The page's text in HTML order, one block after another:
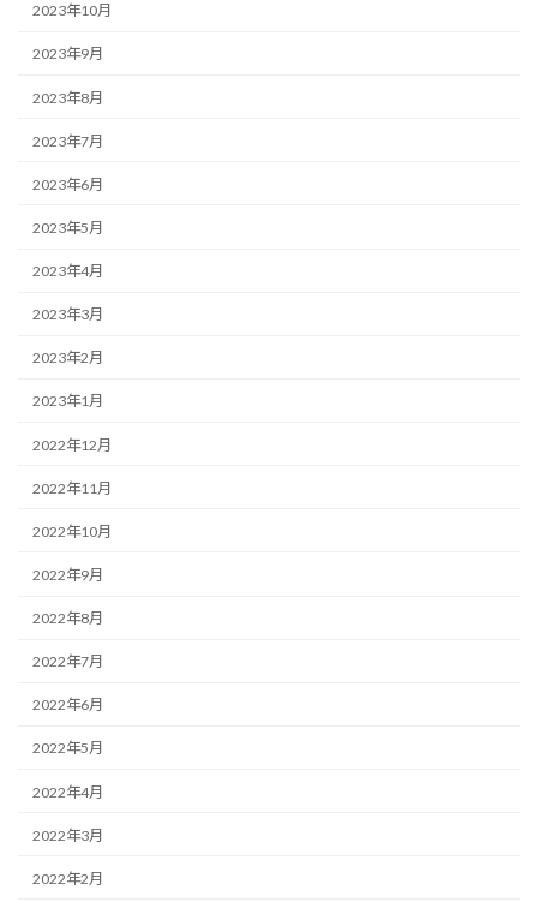
2023年10月
2023年9月
2023年8月
2023年7月
2023年6月
2023年5月
2023年4月
2023年3月
2023年2月
2023年1月
2022年12月
2022年11月
2022年10月
2022年9月
2022年8月
2022年7月
2022年6月
2022年5月
2022年4月
2022年3月
2022年2月